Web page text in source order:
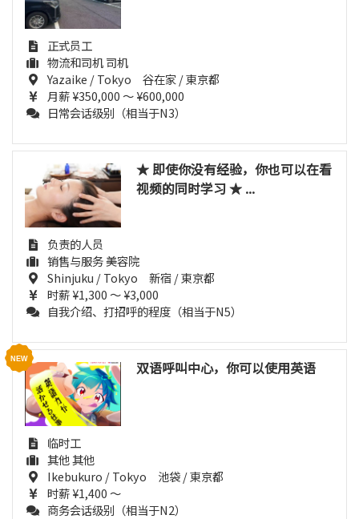
正式员工
物流和司机 司机
Yazaike / Tokyo 谷在家 / 東京都
月薪 ¥350,000 ～ ¥600,000
日常会话级别（相当于N3）
★ 即使你没有经验，你也可以在看
视频的同时学习 ★ ...
负责的人员
销售与服务 美容院
Shinjuku / Tokyo 新宿 / 東京都
时薪 ¥1,300 ～ ¥3,000
自我介绍、打招呼的程度（相当于N5）
双语呼叫中心，你可以使用英语
临时工
其他 其他
Ikebukuro / Tokyo 池袋 / 東京都
时薪 ¥1,400 ～
商务会话级别（相当于N2）